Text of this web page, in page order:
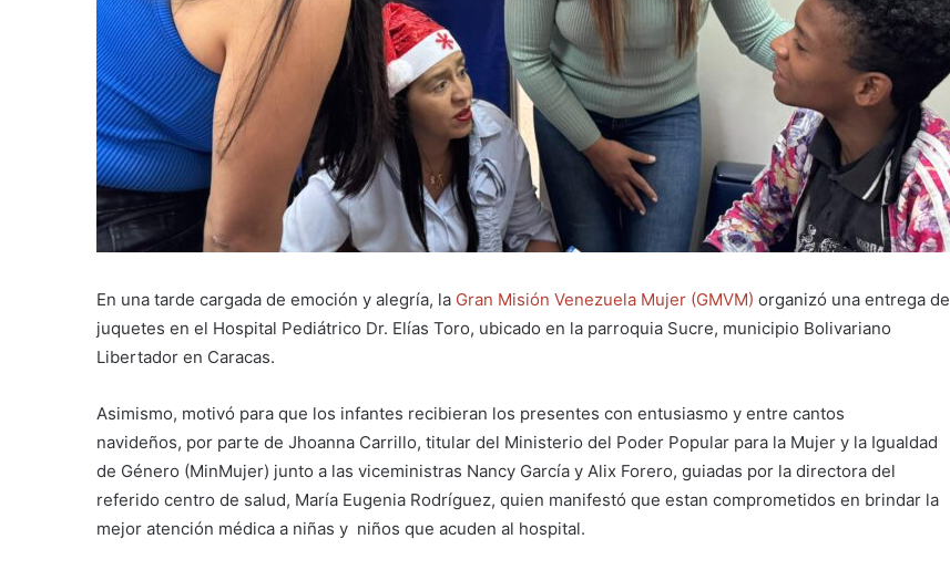
En una tarde cargada de emoción y alegría, la Gran Misión Venezuela Mujer (GMVM) organizó una entrega de
juquetes en el Hospital Pediátrico Dr. Elías Toro, ubicado en la parroquia Sucre, municipio Bolivariano
Libertador en Caracas.
Asimismo, motivó para que los infantes recibieran los presentes con entusiasmo y entre cantos
navideños, por parte de Jhoanna Carrillo, titular del Ministerio del Poder Popular para la Mujer y la Igualdad
de Género (MinMujer) junto a las viceministras Nancy García y Alix Forero, guiadas por la directora del
referido centro de salud, María Eugenia Rodríguez, quien manifestó que estan comprometidos en brindar la
mejor atención médica a niñas y niños que acuden al hospital.